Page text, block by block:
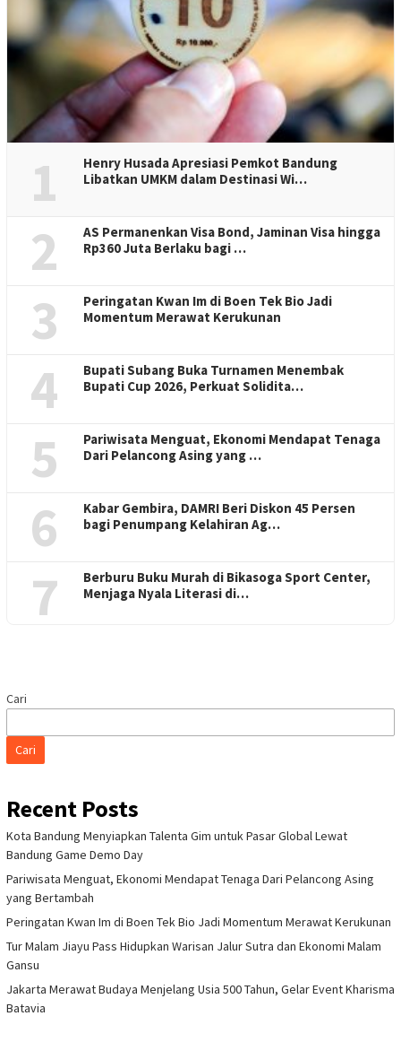
1
Henry Husada Apresiasi Pemkot Bandung
Libatkan UMKM dalam Destinasi Wi…
2
AS Permanenkan Visa Bond, Jaminan Visa hingga
Rp360 Juta Berlaku bagi …
3
Peringatan Kwan Im di Boen Tek Bio Jadi
Momentum Merawat Kerukunan
4
Bupati Subang Buka Turnamen Menembak
Bupati Cup 2026, Perkuat Solidita…
5
Pariwisata Menguat, Ekonomi Mendapat Tenaga
Dari Pelancong Asing yang …
6
Kabar Gembira, DAMRI Beri Diskon 45 Persen
bagi Penumpang Kelahiran Ag…
7
Berburu Buku Murah di Bikasoga Sport Center,
Menjaga Nyala Literasi di…
Cari
Cari
Recent Posts
Kota Bandung Menyiapkan Talenta Gim untuk Pasar Global Lewat
Bandung Game Demo Day
Pariwisata Menguat, Ekonomi Mendapat Tenaga Dari Pelancong Asing
yang Bertambah
Peringatan Kwan Im di Boen Tek Bio Jadi Momentum Merawat Kerukunan
Tur Malam Jiayu Pass Hidupkan Warisan Jalur Sutra dan Ekonomi Malam
Gansu
Jakarta Merawat Budaya Menjelang Usia 500 Tahun, Gelar Event Kharisma
Batavia